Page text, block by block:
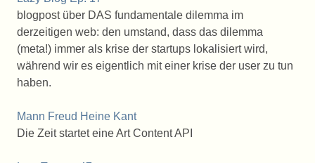
blogpost über DAS fundamentale dilemma im
derzeitigen web: den umstand, dass das dilemma
(meta!) immer als krise der startups lokalisiert wird,
während wir es eigentlich mit einer krise der user zu tun
haben.
Mann Freud Heine Kant
Die Zeit startet eine Art Content API